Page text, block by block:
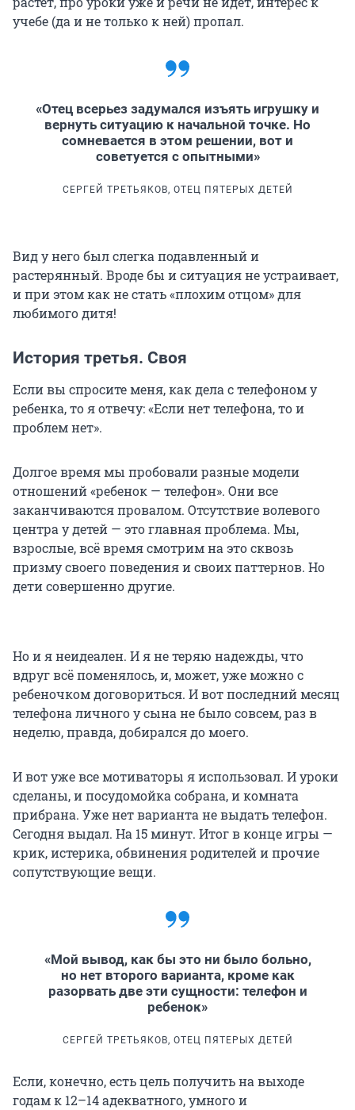
учебе (да и не только к ней) пропал.
«Отец всерьез задумался изъять игрушку и
вернуть ситуацию к начальной точке. Но
сомневается в этом решении, вот и
советуется с опытными»
СЕРГЕЙ ТРЕТЬЯКОВ, ОТЕЦ ПЯТЕРЫХ ДЕТЕЙ
Вид у него был слегка подавленный и
растерянный. Вроде бы и ситуация не устраивает,
и при этом как не стать «плохим отцом» для
любимого дитя!
История третья. Своя
Если вы спросите меня, как дела с телефоном у
ребенка, то я отвечу: «Если нет телефона, то и
проблем нет».
Долгое время мы пробовали разные модели
отношений «ребенок — телефон». Они все
заканчиваются провалом. Отсутствие волевого
центра у детей — это главная проблема. Мы,
взрослые, всё время смотрим на это сквозь
призму своего поведения и своих паттернов. Но
дети совершенно другие.
Но и я неидеален. И я не теряю надежды, что
вдруг всё поменялось, и, может, уже можно с
ребеночком договориться. И вот последний месяц
телефона личного у сына не было совсем, раз в
неделю, правда, добирался до моего.
И вот уже все мотиваторы я использовал. И уроки
сделаны, и посудомойка собрана, и комната
прибрана. Уже нет варианта не выдать телефон.
Сегодня выдал. На 15 минут. Итог в конце игры —
крик, истерика, обвинения родителей и прочие
сопутствующие вещи.
«Мой вывод, как бы это ни было больно,
но нет второго варианта, кроме как
разорвать две эти сущности: телефон и
ребенок»
СЕРГЕЙ ТРЕТЬЯКОВ, ОТЕЦ ПЯТЕРЫХ ДЕТЕЙ
Если, конечно, есть цель получить на выходе
годам к 12–14 адекватного, умного и